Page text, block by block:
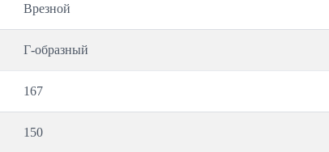
Врезной
Г-образный
167
150